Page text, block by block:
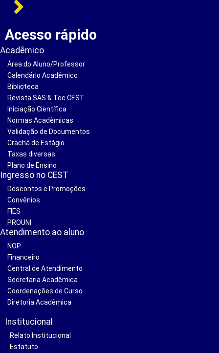
Acesso rápido
Acadêmico
Área do Aluno/Professor
Calendário Acadêmico
Biblioteca
Revista SAS & Tec CEST
Iniciação Científica
Normas Acadêmicas
Validação de Documentos
Crachá de Estágio
Taxas diversas
Plano de Ensino
Ingresso no CEST
Descontos e Promoções
Convênios
FIES
PROUNI
Atendimento ao aluno
NOP
Financeiro
Central de Atendimento
Secretaria Acadêmica
Coordenações de Curso
Diretoria Acadêmica
Institucional
Relato Institucional
Estatuto